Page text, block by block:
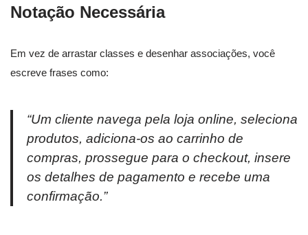
Notação Necessária
Em vez de arrastar classes e desenhar associações, você
escreve frases como:
“Um cliente navega pela loja online, seleciona
produtos, adiciona-os ao carrinho de
compras, prossegue para o checkout, insere
os detalhes de pagamento e recebe uma
confirmação.”